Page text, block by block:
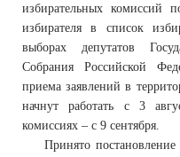
избирательных комиссий
избирателя в список
выборах депутатов
Собрания Российской
приема заявлений в
начнут работать с 3
комиссиях – с 9 сентября.
Принято